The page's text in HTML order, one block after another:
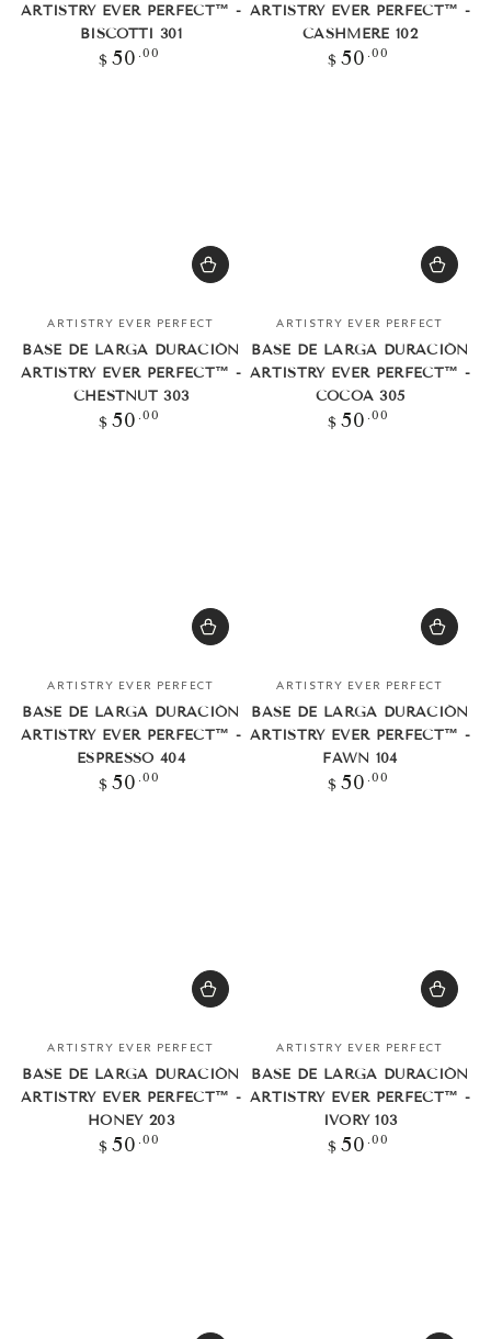
ARTISTRY EVER PERFECT™ -
BISCOTTI 301
Precio
$ 50 .00
ARTISTRY EVER PERFECT™ -
CASHMERE 102
Precio
$ 50 .00
Vendedor:
ARTISTRY EVER PERFECT
BASE DE LARGA DURACIÓN
ARTISTRY EVER PERFECT™ -
CHESTNUT 303
Precio
$ 50 .00
Vendedor:
ARTISTRY EVER PERFECT
BASE DE LARGA DURACIÓN
ARTISTRY EVER PERFECT™ -
COCOA 305
Precio
$ 50 .00
Vendedor:
ARTISTRY EVER PERFECT
BASE DE LARGA DURACIÓN
ARTISTRY EVER PERFECT™ -
ESPRESSO 404
Precio
$ 50 .00
Vendedor:
ARTISTRY EVER PERFECT
BASE DE LARGA DURACIÓN
ARTISTRY EVER PERFECT™ -
FAWN 104
Precio
$ 50 .00
Vendedor:
ARTISTRY EVER PERFECT
BASE DE LARGA DURACIÓN
ARTISTRY EVER PERFECT™ -
HONEY 203
Precio
$ 50 .00
Vendedor:
ARTISTRY EVER PERFECT
BASE DE LARGA DURACIÓN
ARTISTRY EVER PERFECT™ -
IVORY 103
Precio
$ 50 .00